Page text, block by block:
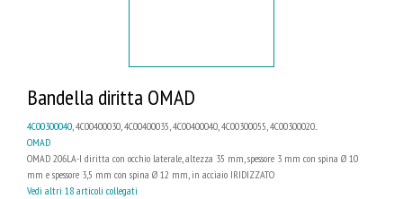
Bandella diritta OMAD
4C00300040, 4C00400030, 4C00400035, 4C00400040, 4C00300055, 4C00300020...
OMAD
OMAD 206LA-I diritta con occhio laterale, altezza 35 mm, spessore 3 mm con spina Ø 10
mm e spessore 3,5 mm con spina Ø 12 mm, in acciaio IRIDIZZATO
Vedi altri 18 articoli collegati